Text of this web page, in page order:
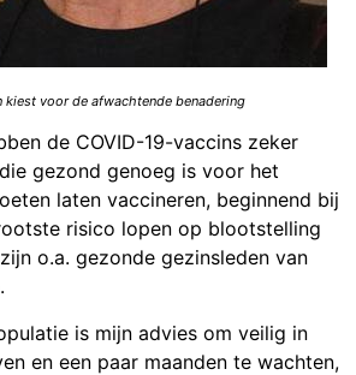
kiest voor de afwachtende benadering
de COVID-19-vaccins zeker
gezond genoeg is voor het
laten vaccineren, beginnend bij
risico lopen op blootstelling
o.a. gezonde gezinsleden van
is mijn advies om veilig in
en een paar maanden te wachten,